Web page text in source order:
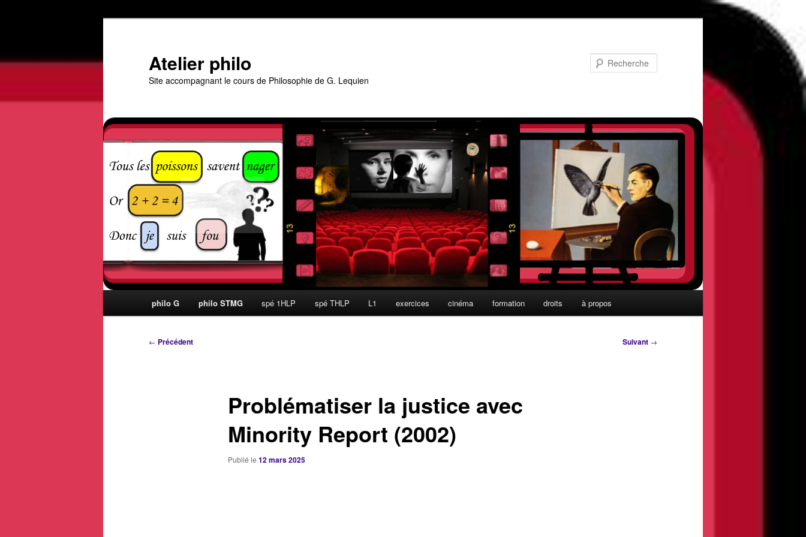
principal
Atelier philo
Site accompagnant le cours de Philosophie de G. Lequien
philo G philo STMG spé 1HLP spé THLP L1 exercices cinéma formation droits à propos
Navigation
← Précédent Suivant →
Problématiser la justice avec
Minority Report (2002)
Publié le 12 mars 2025